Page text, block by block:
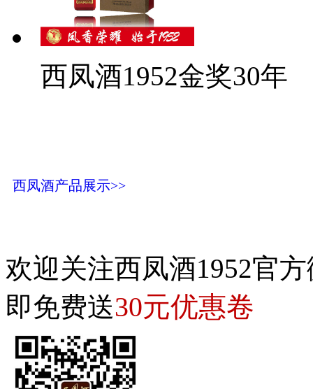
西凤酒1952金奖30年
西凤酒产品展示>>
欢迎关注西凤酒1952官
即免费送30元优惠卷